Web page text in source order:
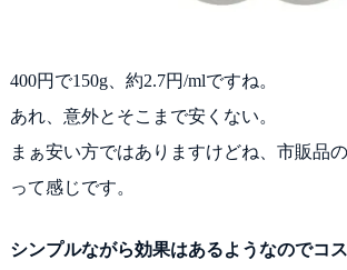
400円で150g、約2.7円/mlですね。
あれ、意外とそこまで安くない。
まぁ安い方ではありますけどね、市販品
って感じです。
シンプルながら効果はあるようなのでコ